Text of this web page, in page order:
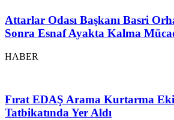
Attarlar Odası Başkanı Basri
Sonra Esnaf Ayakta Kalma
HABER
Fırat EDAŞ Arama Kurtarma
Tatbikatında Yer Aldı